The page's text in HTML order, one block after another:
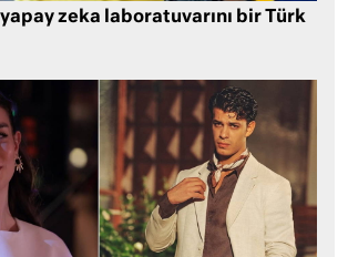
zeka laboratuvarını bir Türk